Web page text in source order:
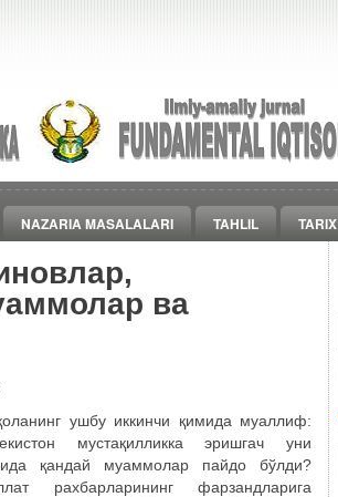
NAZARIA MASALALARI TAHLIL TARIX
ва
ушбу иккинчи қимида муаллиф:
мустақилликка эришгач уни
қандай муаммолар пайдо бўлди?
рахбарларининг фарзандларига